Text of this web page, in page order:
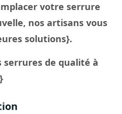
votre serrure
nos artisans vous
solutions}.
serrures de qualité à